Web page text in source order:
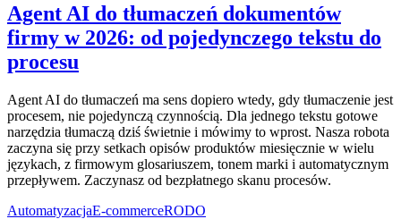
Agent AI do tłumaczeń dokumentów
firmy w 2026: od pojedynczego tekstu do
procesu
Agent AI do tłumaczeń ma sens dopiero wtedy, gdy tłumaczenie jest
procesem, nie pojedynczą czynnością. Dla jednego tekstu gotowe
narzędzia tłumaczą dziś świetnie i mówimy to wprost. Nasza robota
zaczyna się przy setkach opisów produktów miesięcznie w wielu
językach, z firmowym glosariuszem, tonem marki i automatycznym
przepływem. Zaczynasz od bezpłatnego skanu procesów.
AutomatyzacjaE-commerceRODO